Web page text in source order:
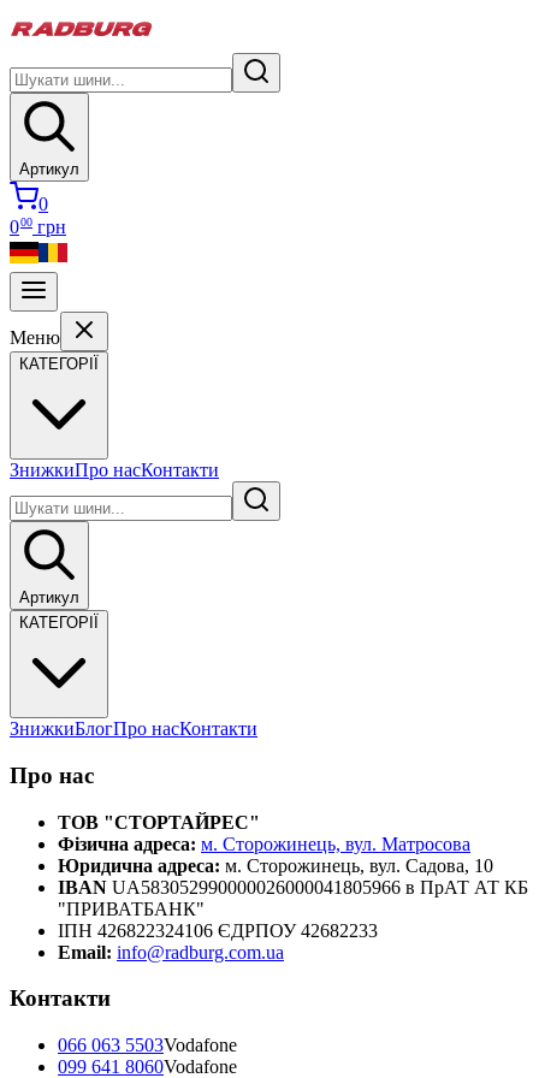
Артикул
0
000 грн
Меню
КАТЕГОРІЇ
ЗнижкиПро насКонтакти
Артикул
КАТЕГОРІЇ
ЗнижкиБлогПро насКонтакти
Про нас
ТОВ "СТОРТАЙРЕС"
Фізична адреса: м. Сторожинець, вул. Матросова
Юридична адреса: м. Сторожинець, вул. Садова, 10
IBAN UA583052990000026000041805966 в ПрАТ АТ КБ
"ПРИВАТБАНК"
ІПН 426822324106 ЄДРПОУ 42682233
Email: info@radburg.com.ua
Контакти
066 063 5503Vodafone
099 641 8060Vodafone